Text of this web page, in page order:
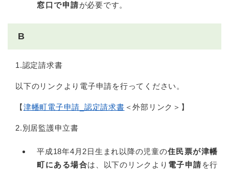
窓口で申請が必要です。
B
1.認定請求書
以下のリンクより電子申請を行ってください。
【津幡町電子申請_認定請求書 ＜外部リンク＞ 】
2.別居監護申立書
平成18年4月2日生まれ以降の児童の住民票が津幡
町にある場合は、以下のリンクより 電子申請 を行